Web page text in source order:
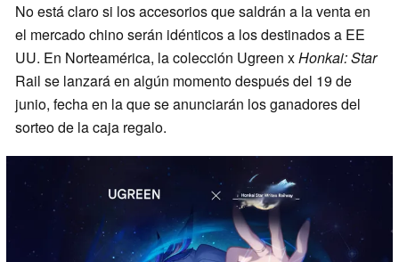
No está claro si los accesorios que saldrán a la venta en
el mercado chino serán idénticos a los destinados a EE
UU. En Norteamérica, la colección Ugreen xHonkai: Star
Rail se lanzará en algún momento después del 19 de
junio, fecha en la que se anunciarán los ganadores del
sorteo de la caja regalo.